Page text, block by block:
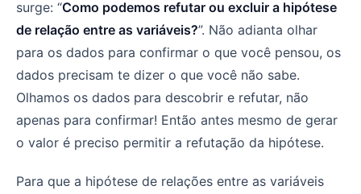
surge: “Como podemos refutar ou excluir a hipótese
de relação entre as variáveis?”. Não adianta olhar
para os dados para confirmar o que você pensou, os
dados precisam te dizer o que você não sabe.
Olhamos os dados para descobrir e refutar, não
apenas para confirmar! Então antes mesmo de gerar
o valor é preciso permitir a refutação da hipótese.
Para que a hipótese de relações entre as variáveis